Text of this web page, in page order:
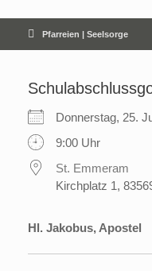
Pfarreien | Seelsorge
Donnerstag, 25.
9:00 Uhr
St. Emmeram
Kirchplatz 1,
Hl. Jakobus, Apostel